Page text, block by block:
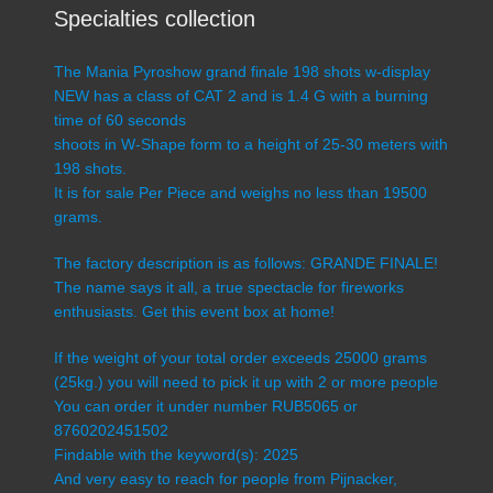
Specialties collection
The Mania Pyroshow grand finale 198 shots w-display
NEW has a class of CAT 2 and is 1.4 G with a burning
time of 60 seconds
shoots in W-Shape form to a height of 25-30 meters with
198 shots.
It is for sale Per Piece and weighs no less than 19500
grams.
The factory description is as follows: GRANDE FINALE!
The name says it all, a true spectacle for fireworks
enthusiasts. Get this event box at home!
If the weight of your total order exceeds 25000 grams
(25kg.) you will need to pick it up with 2 or more people
You can order it under number RUB5065 or
8760202451502
Findable with the keyword(s): 2025
And very easy to reach for people from Pijnacker,